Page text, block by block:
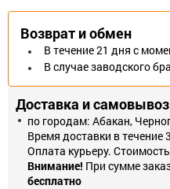
Нечастое оперативное
электрических цепей.
Применение
Конструкция
Устанавливаются
резьбой контактной гильзы
от перегрузки и от короткого
Возврат и обмен
В течение 21 дня с
В случае заводского
Доставка и самовывоз
по городам: Абакан,
Время доставки в течение
Оплата курьеру.
Внимание! При сумме
бесплатно